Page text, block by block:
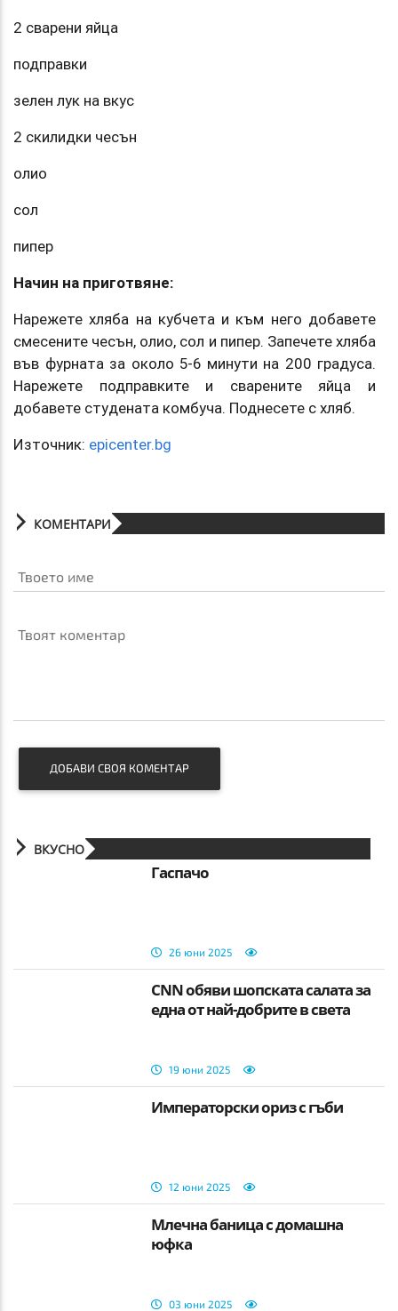
2 сварени яйца
подправки
зелен лук на вкус
2 скилидки чесън
олио
сол
пипер
Начин на приготвяне:
Нарежете хляба на кубчета и към него добавете
смесените чесън, олио, сол и пипер. Запечете хляба
във фурната за около 5-6 минути на 200 градуса.
Нарежете подправките и сварените яйца и
добавете студената комбуча. Поднесете с хляб.
Източник: epicenter.bg
КОМЕНТАРИ
Твоето име
Твоят коментар
ДОБАВИ СВОЯ КОМЕНТАР
ВКУСНО
Гаспачо
26 юни 2025
CNN обяви шопската салата за
една от най-добрите в света
19 юни 2025
Императорски ориз с гъби
12 юни 2025
Млечна баница с домашна
юфка
03 юни 2025